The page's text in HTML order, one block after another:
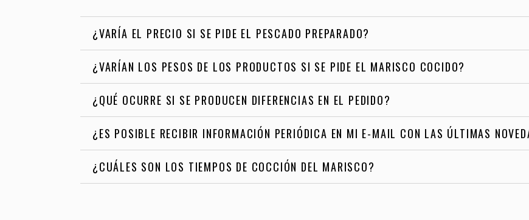
¿VARÍA EL PRECIO SI SE PIDE EL PESCADO PREPARADO?
¿VARÍAN LOS PESOS DE LOS PRODUCTOS SI SE PIDE EL MARISCO COCIDO?
¿QUÉ OCURRE SI SE PRODUCEN DIFERENCIAS EN EL PEDIDO?
¿ES POSIBLE RECIBIR INFORMACIÓN PERIÓDICA EN MI E-MAIL CON LAS ÚLTIMAS
¿CUÁLES SON LOS TIEMPOS DE COCCIÓN DEL MARISCO?